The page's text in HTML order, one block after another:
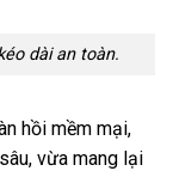
dài an toàn.
hồi mềm mại,
vừa mang lại